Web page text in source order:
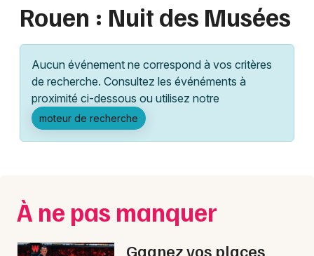
Grands événements
Activité & Expérience
Manifestations
Spectacles
Concerts
Bordeaux
Lille
Lyon
Marseille
Nantes
Nice
Rouen : Nuit des Musées
Aucun événement ne correspond à vos critères
de recherche. Consultez les événéments à
proximité ci-dessous ou utilisez notre
moteur de recherche
À ne pas manquer
Gagnez vos places
Haute-Normandie
Partout
Près de moi
Quand ?
Effacer les dates